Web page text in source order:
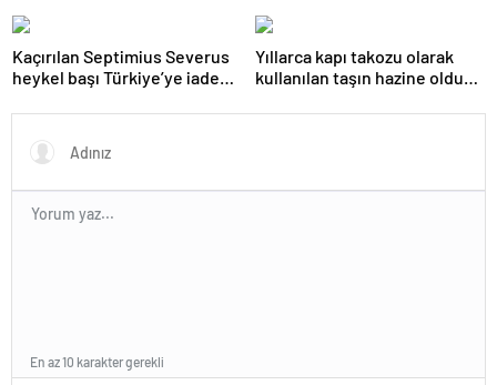
Kaçırılan Septimius Severus
heykel başı Türkiye’ye iade
Yıllarca kapı takozu olarak
kullanılan taşın hazine olduğu
değerinde
En az 10 karakter gerekli